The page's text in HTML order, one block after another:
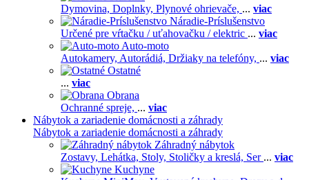
Dymovina, Doplnky, Plynové ohrievače, ... viac
Náradie-Príslušenstvo
Určené pre vŕtačku / uťahovačku / elektric ... viac
Auto-moto
Autokamery, Autorádiá, Držiaky na telefóny, ... viac
Ostatné
... viac
Obrana
Ochranné spreje, ... viac
Nábytok a zariadenie domácnosti a záhrady
Nábytok a zariadenie domácnosti a záhrady
Záhradný nábytok
Zostavy, Lehátka, Stoly, Stoličky a kreslá, Ser ... viac
Kuchyne